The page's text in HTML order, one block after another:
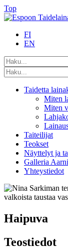
Top
FI
EN
Taidetta
Miten
Miten
Taiteilijat
Teokset
Näyttelyt ja
Galleria Aarni
Yhteystiedot
Haipuva
Teostiedot